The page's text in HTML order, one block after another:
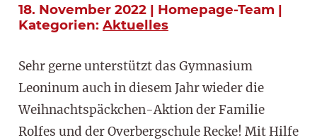
18. November 2022 | Homepage-Team |
Kategorien: Aktuelles
Sehr gerne unterstützt das Gymnasium
Leoninum auch in diesem Jahr wieder die
Weihnachtspäckchen-Aktion der Familie
Rolfes und der Overbergschule Recke! Mit Hilfe